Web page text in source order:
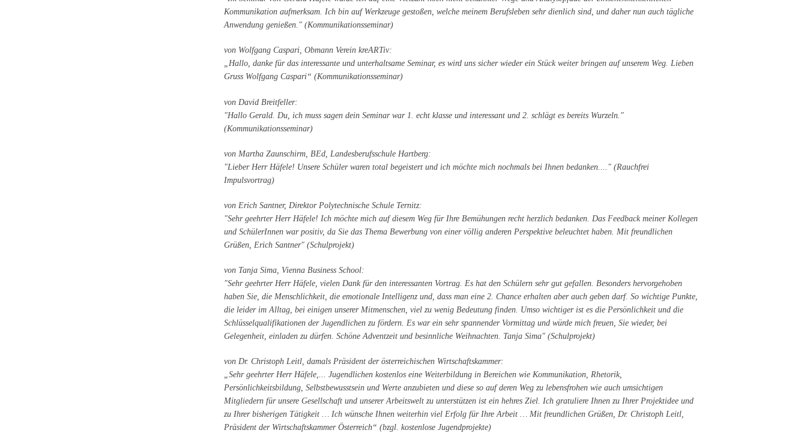
Kommunikation aufmerksam. Ich bin auf Werkzeuge gestoßen, welche meinem Berufsleben sehr dienlich sind, und daher nun auch tägliche
Anwendung genießen." (Kommunikationsseminar)
von Wolfgang Caspari, Obmann Verein kreARTiv:
„Hallo, danke für das interessante und unterhaltsame Seminar, es wird uns sicher wieder ein Stück weiter bringen auf unserem Weg. Lieben
Gruss Wolfgang Caspari“ (Kommunikationsseminar)
von David Breitfeller:
"Hallo Gerald. Du, ich muss sagen dein Seminar war 1. echt klasse und interessant und 2. schlägt es bereits Wurzeln."
(Kommunikationsseminar)
von Martha Zaunschirm, BEd, Landesberufsschule Hartberg:
"Lieber Herr Häfele! Unsere Schüler waren total begeistert und ich möchte mich nochmals bei Ihnen bedanken...." (Rauchfrei
Impulsvortrag)
von Erich Santner, Direktor Polytechnische Schule Ternitz:
"Sehr geehrter Herr Häfele! Ich möchte mich auf diesem Weg für Ihre Bemühungen recht herzlich bedanken. Das Feedback meiner Kollegen
und SchülerInnen war positiv, da Sie das Thema Bewerbung von einer völlig anderen Perspektive beleuchtet haben. Mit freundlichen
Grüßen, Erich Santner" (Schulprojekt)
von Tanja Sima, Vienna Business School:
"Sehr geehrter Herr Häfele, vielen Dank für den interessanten Vortrag. Es hat den Schülern sehr gut gefallen. Besonders hervorgehoben
haben Sie, die Menschlichkeit, die emotionale Intelligenz und, dass man eine 2. Chance erhalten aber auch geben darf. So wichtige Punkte,
die leider im Alltag, bei einigen unserer Mitmenschen, viel zu wenig Bedeutung finden. Umso wichtiger ist es die Persönlichkeit und die
Schlüsselqualifikationen der Jugendlichen zu fördern. Es war ein sehr spannender Vormittag und würde mich freuen, Sie wieder, bei
Gelegenheit, einladen zu dürfen. Schöne Adventzeit und besinnliche Weihnachten. Tanja Sima" (Schulprojekt)
von Dr. Christoph Leitl, damals Präsident der österreichischen Wirtschaftskammer:
„Sehr geehrter Herr Häfele,... Jugendlichen kostenlos eine Weiterbildung in Bereichen wie Kommunikation, Rhetorik,
Persönlichkeitsbildung, Selbstbewusstsein und Werte anzubieten und diese so auf deren Weg zu lebensfrohen wie auch umsichtigen
Mitgliedern für unsere Gesellschaft und unserer Arbeitswelt zu unterstützen ist ein hehres Ziel. Ich gratuliere Ihnen zu Ihrer Projektidee und
zu Ihrer bisherigen Tätigkeit … Ich wünsche Ihnen weiterhin viel Erfolg für Ihre Arbeit … Mit freundlichen Grüßen, Dr. Christoph Leitl,
Präsident der Wirtschaftskammer Österreich“ (bzgl. kostenlose Jugendprojekte)